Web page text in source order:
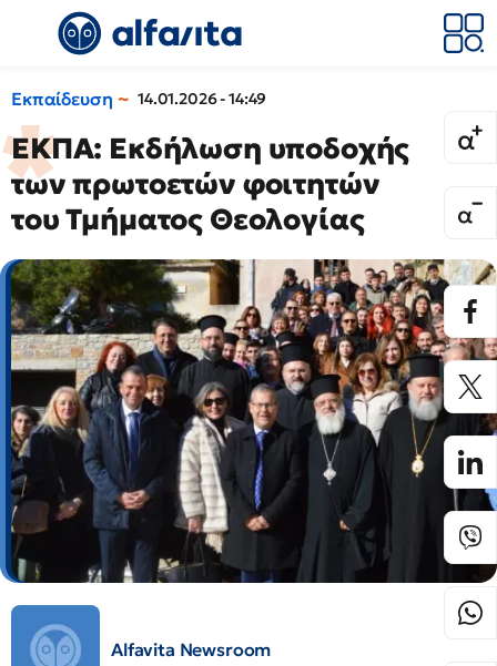
Εκπαίδευση 14.01.2026 - 14:49
ΕΚΠΑ: Εκδήλωση υποδοχής
των πρωτοετών φοιτητών
του Τμήματος Θεολογίας
Alfavita Newsroom